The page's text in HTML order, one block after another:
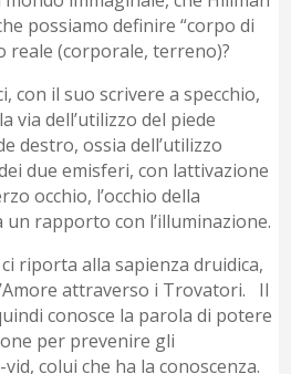
possiamo definire “corpo di
reale (corporale, terreno)?
con il suo scrivere a specchio,
via dell’utilizzo del piede
destro, ossia dell’utilizzo
due emisferi, con lattivazione
occhio, l’occhio della
un rapporto con l’illuminazione.
riporta alla sapienza druidica,
attraverso i Trovatori. Il
conosce la parola di potere
per prevenire gli
colui che ha la conoscenza.